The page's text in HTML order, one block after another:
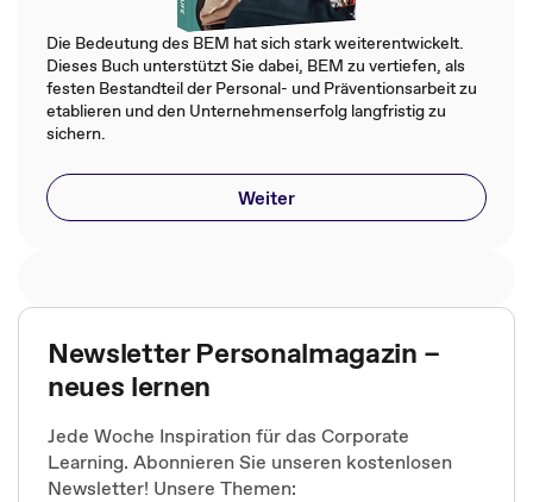
Die Bedeutung des BEM hat sich stark weiterentwickelt.
Dieses Buch unterstützt Sie dabei, BEM zu vertiefen, als
festen Bestandteil der Personal- und Präventionsarbeit zu
etablieren und den Unternehmenserfolg langfristig zu
sichern.
Weiter
Newsletter Personalmagazin –
neues lernen
Jede Woche Inspiration für das Corporate
Learning. Abonnieren Sie unseren kostenlosen
Newsletter! Unsere Themen: